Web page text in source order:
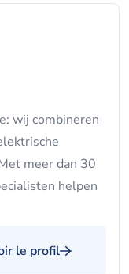
wij combineren
meer dan 30
helpen
le profil